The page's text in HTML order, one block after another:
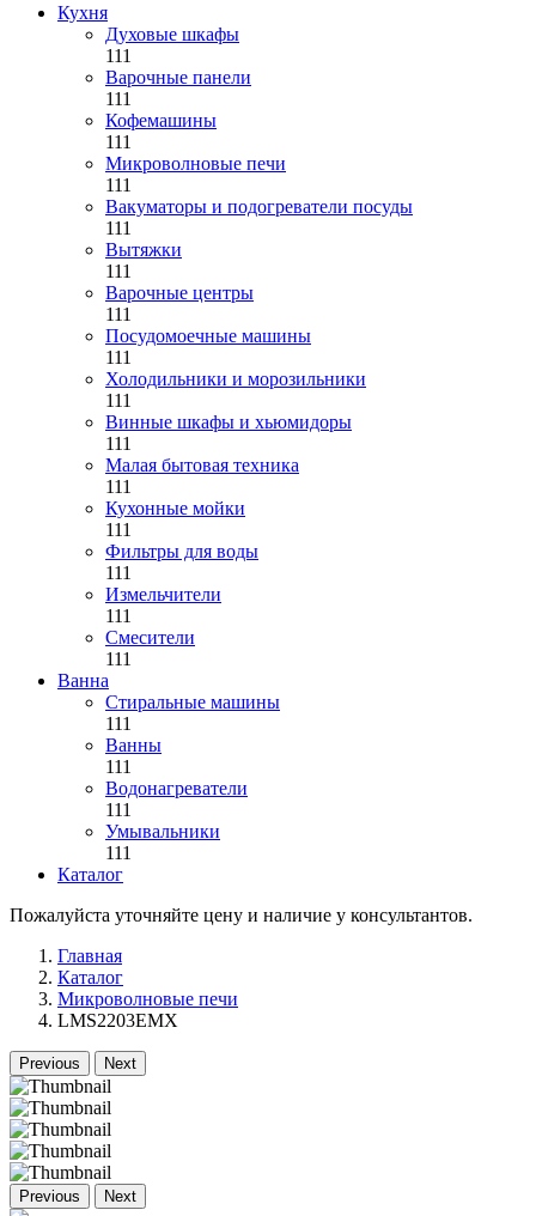
Кухня
Духовые шкафы
111
Варочные панели
111
Кофемашины
111
Микроволновые печи
111
Вакуматоры и подогреватели посуды
111
Вытяжки
111
Варочные центры
111
Посудомоечные машины
111
Холодильники и морозильники
111
Винные шкафы и хьюмидоры
111
Малая бытовая техника
111
Кухонные мойки
111
Фильтры для воды
111
Измельчители
111
Смесители
111
Ванна
Стиральные машины
111
Ванны
111
Водонагреватели
111
Умывальники
111
Каталог
Пожалуйста уточняйте цену и наличие у консультантов.
Главная
Каталог
Микроволновые печи
LMS2203EMX
Previous Next
Previous Next